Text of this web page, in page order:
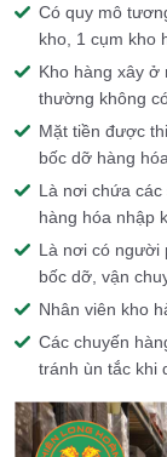
Có quy mô
kho, 1 cụm kho
Kho hàng xây ở
thường không
Mặt tiền được
bốc dỡ hàng
Là nơi chứa
hàng hóa nhập
Là nơi có người
bốc dỡ, vận
Nhân viên kho
Các chuyến
tránh ùn tắc khi